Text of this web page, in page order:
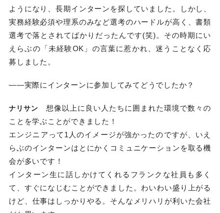
ようになり、長期インターンを探していました。しかし、
実務経験必須や理系のみなど選考のハードルが高く、書類
選考で落とされてばかりだったんです(笑)。その時期にい
えらぶの「未経験OK」の言葉に惹かれ、迷うことなく応
募しました。
――実際にインターンに参加してみてどうでしたか？
ナリサン 想像以上に良い人たちに囲まれた環境で数々の
ことを学ぶことができました！
エンジニアって1人のイメージが強かったのですが、いえ
らぶのインターンはとにかくコミュニケーションを取る機
会が多いです！
インターン生に話しかけてくれるフランクな社員も多く
て、すぐになじむことができました。わいわい盛り上がる
けど、仕事はしっかりやる。そんなメリハリが利いた会社